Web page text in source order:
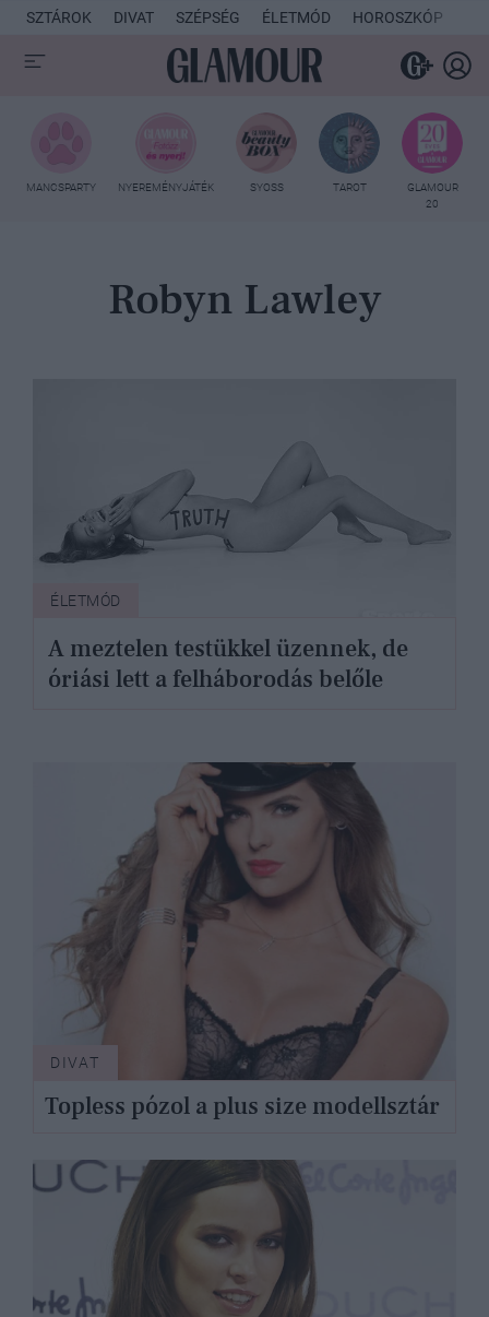
SZTÁROK DIVAT SZÉPSÉG ÉLETMÓD HOROSZKÓP
MANCSPARTY NYEREMÉNYJÁTÉK SYOSS TAROT
GLAMOUR
20
Robyn Lawley
ÉLETMÓD
A meztelen testükkel üzennek, de
óriási lett a felháborodás belőle
DIVAT
Topless pózol a plus size modellsztár